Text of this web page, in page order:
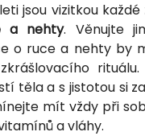
jsou vizitkou
a nehty. Věnujte
o ruce a nehty by
těla a s jistotou si
mít vždy při
a vláhy.